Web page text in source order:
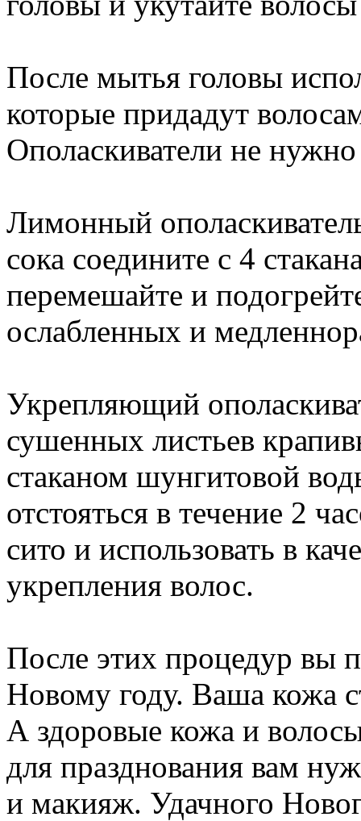
После мытья головы
которые придадут
Ополаскиватели не
Лимонный
сока соедините с 4
перемешайте и
ослабленных и
Укрепляющий
сушенных листьев
стаканом шунгитовой
отстояться в течение 2
сито и использовать в
укрепления волос.
После этих процедур вы
Новому году. Ваша кожа
А здоровые кожа и
для празднования вам
и макияж. Удачного